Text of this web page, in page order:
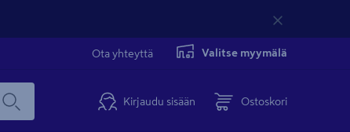
Ota yhteyttä Valitse myymälä
Kirjaudu sisään Ostoskori